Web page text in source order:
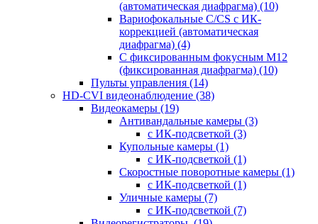
(автоматическая диафрагма) (10)
Вариофокальные C/CS с ИК-
коррекцией (автоматическая
диафрагма) (4)
С фиксированным фокусным М12
(фиксированная диафрагма) (10)
Пульты управления (14)
HD-CVI видеонаблюдение (38)
Видеокамеры (19)
Антивандальные камеры (3)
с ИК-подсветкой (3)
Купольные камеры (1)
с ИК-подсветкой (1)
Скоростные поворотные камеры (1)
с ИК-подсветкой (1)
Уличные камеры (7)
с ИК-подсветкой (7)